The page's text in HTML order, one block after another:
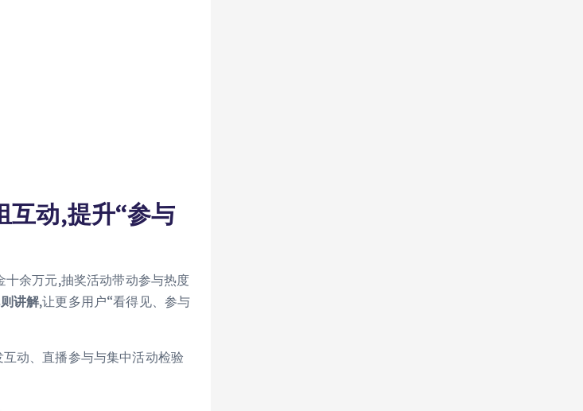
互动,提升“参与
余万元,抽奖活动带动参与热度
讲解,让更多用户“看得见、参与
动、直播参与与集中活动检验